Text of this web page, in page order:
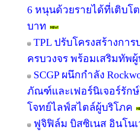
6 หนุนด้วยรายได้ที่เติบโ
บาท
TPL ปรับโครงสร้างกา
ครบวงจร พร้อมเสริมทัพ
SCGP ผนึกกำลัง
ภัณฑ์และเฟอร์นิเจอร์รัก
โจทย์ไลฟ์สไตล์ผู้บริโภค
ฟูจิฟิล์ม บิสซิเนส อินโนเ